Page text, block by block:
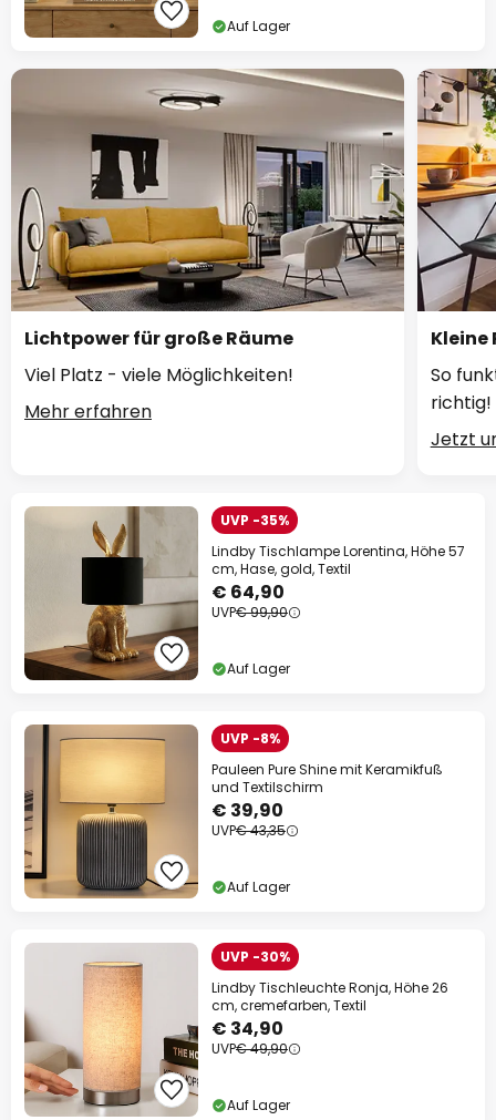
Auf Lager
Lichtpower für große Räume
Viel Platz - viele Möglichkeiten!
Mehr erfahren
Kleine
So
richtig!
Jetzt
UVP -35%
Lindby Tischlampe Lorentina, Höhe 57
cm, Hase, gold, Textil
€ 64,90
UVP€ 99,90
Auf Lager
UVP -8%
Pauleen Pure Shine mit Keramikfuß
und Textilschirm
€ 39,90
UVP€ 43,35
Auf Lager
UVP -30%
Lindby Tischleuchte Ronja, Höhe 26
cm, cremefarben, Textil
€ 34,90
UVP€ 49,90
Auf Lager